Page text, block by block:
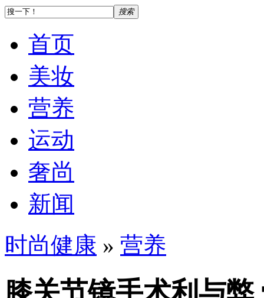
搜索
首页
美妆
营养
运动
奢尚
新闻
时尚健康 » 营养